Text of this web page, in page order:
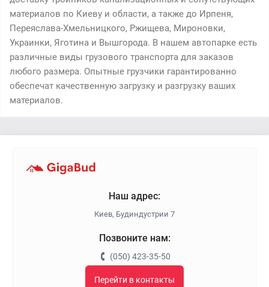
материалов по Киеву и области, а также до Ирпеня,
Переяслава-Хмельницкого, Ржищева, Мироновки,
Украинки, Яготина и Вышгорода. В нашем автопарке есть
различные виды грузового транспорта для заказов
любого размера. Опытные грузчики гарантированно
обеспечат качественную загрузку и разгрузку ваших
материалов.
Наш адрес:
Киев, Будиндустрии 7
Позвоните нам:
(050) 423-35-50
Перейти в контакты